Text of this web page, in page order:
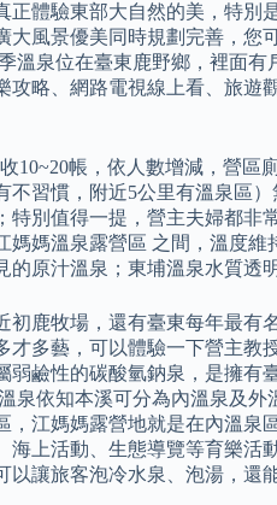
正體驗東部大自然的美，特別
大風景優美同時規劃完善，您
溫泉位在臺東鹿野鄉，裡面
攻略、網路電視線上看、旅遊
10~20帳，依人數增減，營
不習慣，附近5公里有溫泉區
特別值得一提，營主夫婦都非
媽媽溫泉露營區 之間，溫度
的原汁溫泉；東埔溫泉水質透
初鹿牧場，還有臺東每年最有
才多藝，可以體驗一下營主教
弱鹼性的碳酸氫鈉泉，是擁有
泉依知本溪可分為內溫泉及
，江媽媽露營地就是在內溫泉
海上活動、生態導覽等育樂活
以讓旅客泡冷水泉、泡湯，還